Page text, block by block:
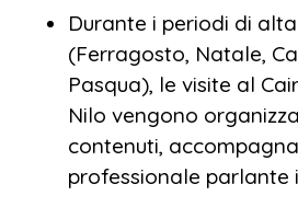
Durante i periodi di
(Ferragosto, Natale,
Pasqua), le visite al
Nilo vengono
contenuti,
professionale parlante